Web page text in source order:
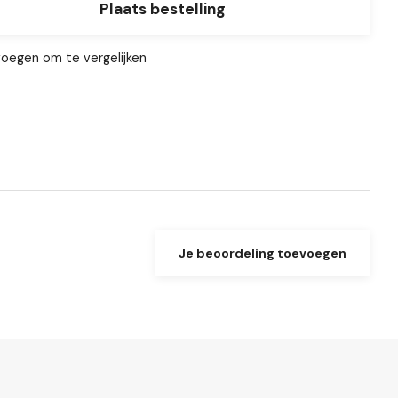
Plaats bestelling
om te vergelijken
Je beoordeling toevoegen